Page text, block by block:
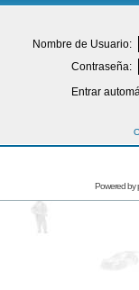
Nombre de Usuario:
Contraseña:
Entrar
Powered by